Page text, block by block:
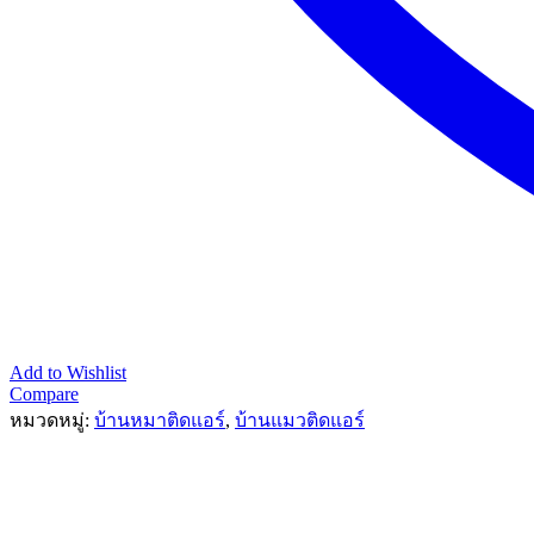
Add to Wishlist
Compare
หมวดหมู่: บ้านหมาติดแอร์, บ้านแมวติดแอร์